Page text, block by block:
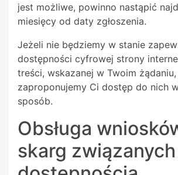
jest możliwe, powinno nastąpić
miesięcy od daty zgłoszenia.
Jeżeli nie będziemy w stanie
dostępności cyfrowej strony
treści, wskazanej w Twoim żądaniu,
zaproponujemy Ci dostęp do nich
sposób.
Obsługa
skarg